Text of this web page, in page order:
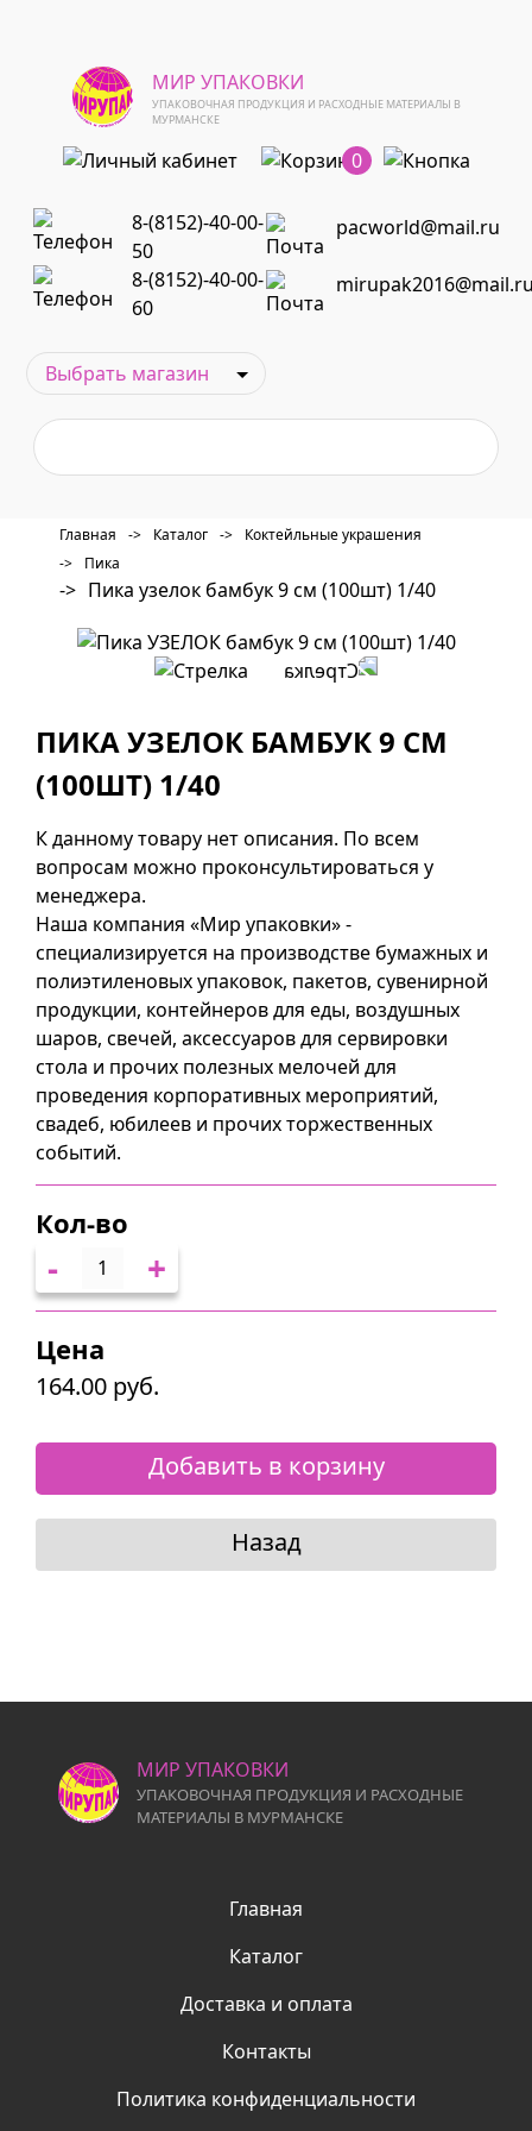
МИР УПАКОВКИ
УПАКОВОЧНАЯ ПРОДУКЦИЯ И РАСХОДНЫЕ МАТЕРИАЛЫ В
МУРМАНСКЕ
0
8-(8152)-40-00-
50
pacworld@mail.ru
8-(8152)-40-00-
60
Главная -> Каталог ->
Коктейльные украшения
->
Пика
-> Пика узелок бамбук 9 см (100шт) 1/40
ПИКА УЗЕЛОК БАМБУК 9 СМ
(100ШТ) 1/40
К данному товару нет описания. По всем
вопросам можно проконсультироваться у
менеджера.
Наша компания «Мир упаковки» -
специализируется на производстве бумажных и
полиэтиленовых упаковок, пакетов, сувенирной
продукции, контейнеров для еды, воздушных
шаров, свечей, аксессуаров для сервировки
стола и прочих полезных мелочей для
проведения корпоративных мероприятий,
свадеб, юбилеев и прочих торжественных
событий.
Кол-во
- +
Цена
164.00 руб.
Добавить в корзину
Назад
МИР УПАКОВКИ
УПАКОВОЧНАЯ ПРОДУКЦИЯ И РАСХОДНЫЕ
МАТЕРИАЛЫ В МУРМАНСКЕ
Главная
Каталог
Доставка и оплата
Контакты
Политика конфиденциальности